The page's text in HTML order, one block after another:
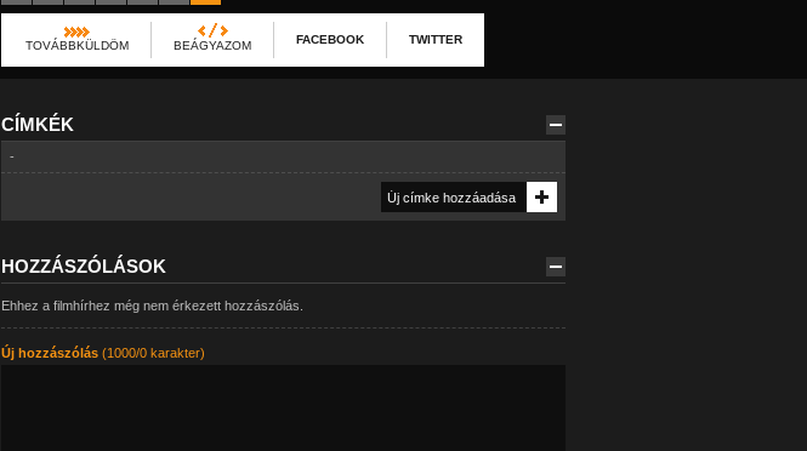
TOVÁBBKÜLDÖM BEÁGYAZOM FACEBOOK TWITTER
CÍMKÉK
-
HOZZÁSZÓLÁSOK
Ehhez a filmhírhez még nem érkezett hozzászólás.
Új hozzászólás(1000/0 karakter)